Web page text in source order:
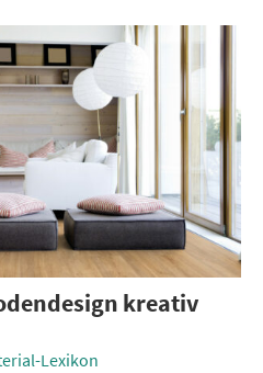
kreativ
Lexikon